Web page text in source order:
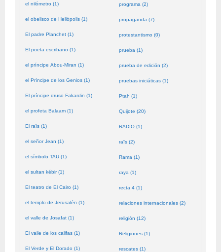
el nilómetro (1)
el obelisco de Heliópolis (1)
El padre Planchet (1)
El poeta escribano (1)
el príncipe Abou-Miran (1)
el Príncipe de los Genios (1)
El príncipe druso Fakardin (1)
el profeta Balaam (1)
El raïs (1)
el señor Jean (1)
el símbolo TAU (1)
el sultan kébir (1)
El teatro de El Cairo (1)
el templo de Jerusalén (1)
el valle de Josafat (1)
El valle de los califas (1)
El Verde y El Dorado (1)
programa (2)
propaganda (7)
protestantismo (0)
prueba (1)
prueba de edición (2)
pruebas iniciáticas (1)
Ptah (1)
Quijote (20)
RADIO (1)
raïs (2)
Rama (1)
raya (1)
recta 4 (1)
relaciones internacionales (2)
religión (12)
Religiones (1)
rescates (1)